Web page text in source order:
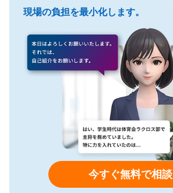
現場の負担を最小化します。
今すぐ無料で相談